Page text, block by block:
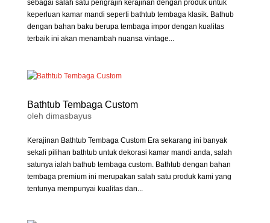
sebagai salah satu pengrajin kerajinan dengan produk untuk
keperluan kamar mandi seperti bathtub tembaga klasik. Bathub
dengan bahan baku berupa tembaga impor dengan kualitas
terbaik ini akan menambah nuansa vintage...
Bathtub Tembaga Custom
oleh dimasbayus
Kerajinan Bathtub Tembaga Custom Era sekarang ini banyak
sekali pilihan bathtub untuk dekorasi kamar mandi anda, salah
satunya ialah bathub tembaga custom. Bathtub dengan bahan
tembaga premium ini merupakan salah satu produk kami yang
tentunya mempunyai kualitas dan...